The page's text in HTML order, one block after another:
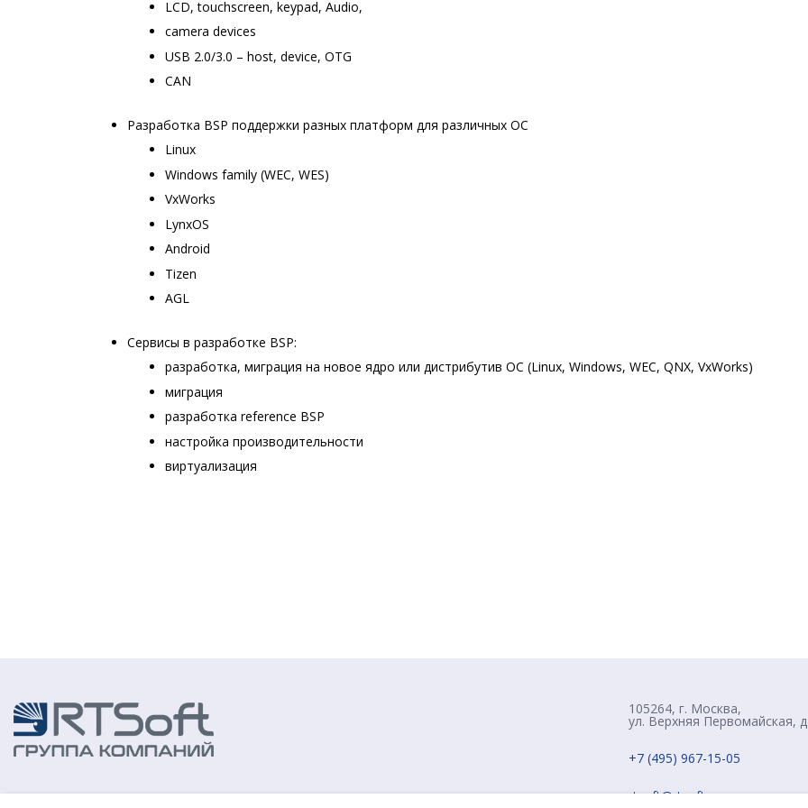
LCD, touchscreen, keypad, Audio,
camera devices
USB 2.0/3.0 – host, device, OTG
CAN
Разработка BSP поддержки разных платформ для различных ОС
Linux
Windows family (WEC, WES)
VxWorks
LynxOS
Android
Tizen
AGL
Сервисы в разработке BSP:
разработка, миграция на новое ядро или дистрибутив ОС (Linux, Windows, WEC, QNX, VxWorks)
миграция
разработка reference BSP
настройка производительности
виртуализация
105264, г. Москва,
ул. Верхняя Первомайская,
+7 (495) 967-15-05
rtsoft@rtsoft.ru